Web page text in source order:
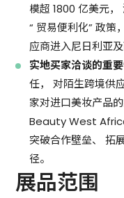
模超 1800 亿美元
“ 贸易便利化” 政策
应商进入尼日利亚
实地买家洽谈的重
任， 对陌生跨境供
家对进口美妆产品
Beauty West
突破合作壁垒、 拓
径。
展品范围